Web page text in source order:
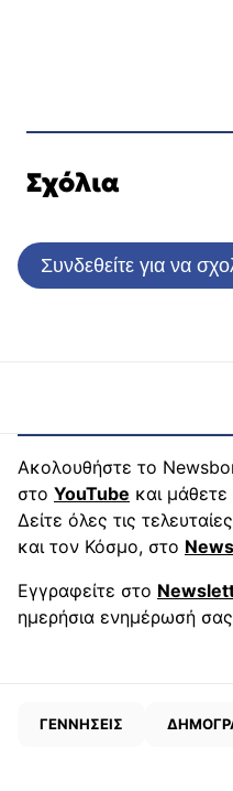
Σχόλια
Συνδεθείτε για να
Ακολουθήστε το
στο YouTube και μάθετε
Δείτε όλες τις τελευταίες
και τον Κόσμο, στο
Εγγραφείτε στο
ημερήσια ενημέρωσή σας
ΓΕΝΝΗΣΕΙΣ